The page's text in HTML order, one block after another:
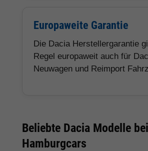
Europaweite Garantie
Die Dacia Herstellergarantie
Regel europaweit auch für
Neuwagen und Reimport
Beliebte Dacia Modelle bei
Hamburgcars